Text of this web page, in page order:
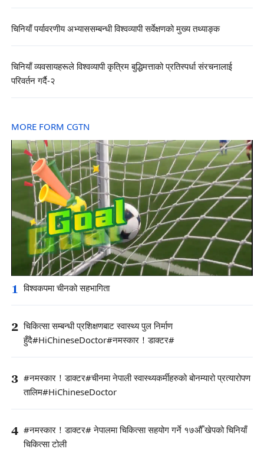
चिनियाँ पर्यावरणीय अभ्याससम्बन्धी विश्वव्यापी सर्वेक्षणको मुख्य तथ्याङ्क
चिनियाँ व्यवसायहरूले विश्वव्यापी कृत्रिम बुद्धिमत्ताको प्रतिस्पर्धा संरचनालाई
परिवर्तन गर्दै-२
MORE FORM CGTN
1 विश्वकपमा चीनको सहभागिता
2 चिकित्सा सम्बन्धी प्रशिक्षणबाट स्वास्थ्य पुल निर्माण
हुँदै#HiChineseDoctor#नमस्कार！डाक्टर#
3 #नमस्कार！डाक्टर#चीनमा नेपाली स्वास्थ्यकर्मीहरुको बोनम्यारो प्रत्यारोपण
तालिम#HiChineseDoctor
4 #नमस्कार！डाक्टर# नेपालमा चिकित्सा सहयोग गर्ने १७औँ खेपको चिनियाँ
चिकित्सा टोली